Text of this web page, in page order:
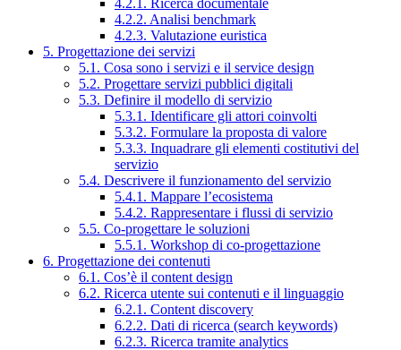
4.2.1. Ricerca documentale
4.2.2. Analisi benchmark
4.2.3. Valutazione euristica
5. Progettazione dei servizi
5.1. Cosa sono i servizi e il service design
5.2. Progettare servizi pubblici digitali
5.3. Definire il modello di servizio
5.3.1. Identificare gli attori coinvolti
5.3.2. Formulare la proposta di valore
5.3.3. Inquadrare gli elementi costitutivi del
servizio
5.4. Descrivere il funzionamento del servizio
5.4.1. Mappare l’ecosistema
5.4.2. Rappresentare i flussi di servizio
5.5. Co-progettare le soluzioni
5.5.1. Workshop di co-progettazione
6. Progettazione dei contenuti
6.1. Cos’è il content design
6.2. Ricerca utente sui contenuti e il linguaggio
6.2.1. Content discovery
6.2.2. Dati di ricerca (search keywords)
6.2.3. Ricerca tramite analytics